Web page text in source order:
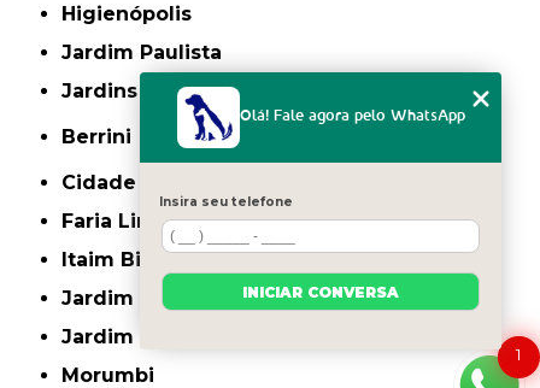
Higienópolis
Jardim Paulista
Jardins
Berrini
Cidade Monções
Faria Lima
Itaim Bibi
Jardim América
Jardim Europa
Morumbi
1
Olá! Fale agora pelo WhatsApp
Insira seu telefone
INICIAR CONVERSA